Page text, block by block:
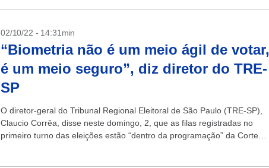
02/10/22 - 14:31min
“Biometria não é um meio ágil de votar,
é um meio seguro”, diz diretor do TRE-
SP
O diretor-geral do Tribunal Regional Eleitoral de São Paulo (TRE-SP),
Claucio Corrêa, disse neste domingo, 2, que as filas registradas no
primeiro turno das eleições estão “dentro da programação” da Corte